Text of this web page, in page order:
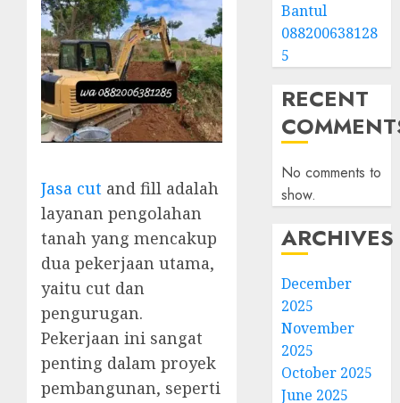
Jasa cut and fill adalah
layanan pengolahan
tanah yang mencakup
dua pekerjaan utama,
yaitu cut dan
pengurugan.
Pekerjaan ini sangat
penting dalam proyek
pembangunan, seperti
Bantul
088200638128
5
RECENT
No comments to
show.
ARCHIVES
December
2025
November
2025
October 2025
June 2025